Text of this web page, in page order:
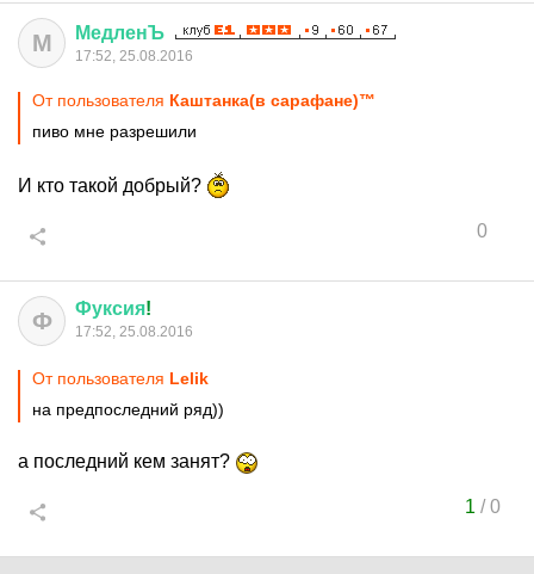
М МедленЪ
17:52, 25.08.2016
От пользователя Каштанка(в сарафане)™
пиво мне разрешили
И кто такой добрый?
0
Ф Фуксия!
17:52, 25.08.2016
От пользователя Lelik
на предпоследний ряд))
а последний кем занят?
1 /0